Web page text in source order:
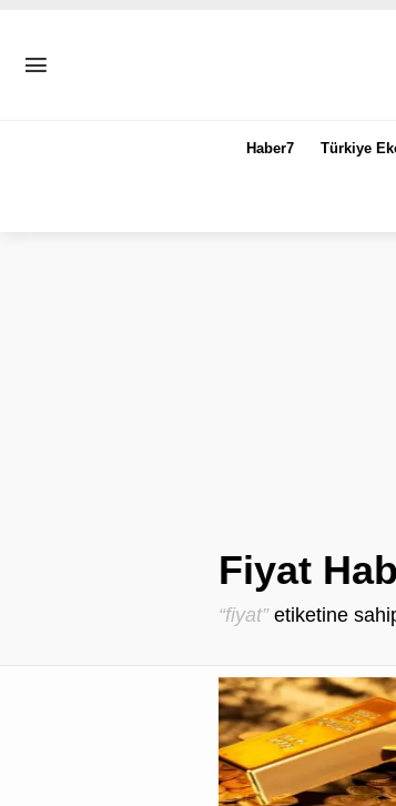
Haber7 Türkiye
Fiyat
“fiyat”etiketine